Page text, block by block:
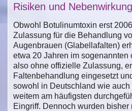
Risiken und
Obwohl Botulinumtoxin erst
Zulassung für die Behandlung
Augenbrauen (Glabellafalten)
etwa 20 Jahren im sogenannten
also ohne offizielle Zulassung,
Faltenbehandlung eingesetzt
sowohl in Deutschland wie
weitem am häufigsten
Eingriff. Dennoch wurden bisher